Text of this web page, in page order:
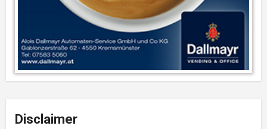
Disclaimer